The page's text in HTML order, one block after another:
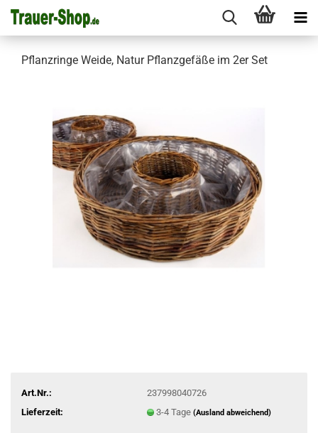
Pflanzringe Weide, Natur Pflanzgefäße im 2er Set
Art.Nr.:
237998040726
Lieferzeit:
3-4 Tage (Ausland abweichend)